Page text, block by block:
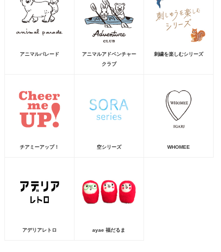
アニマルパレード
アニマルアドベンチャー
クラブ
刺繍を楽しむシリーズ
チアミーアップ！ 空シリーズ WHOMEE
アデリアレトロ ayae 福だるま